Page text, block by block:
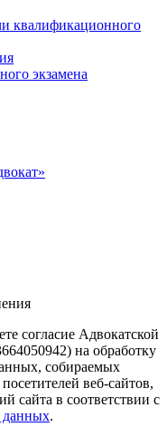
квалификационного
экзамена
согласие Адвокатской
на обработку
собираемых
веб-сайтов,
сайта в соответствии с
данных.